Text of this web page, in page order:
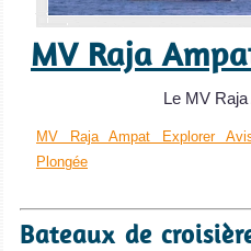
MV Raja
Le MV
MV Raja Ampat Explorer
Plongée
Bateaux de